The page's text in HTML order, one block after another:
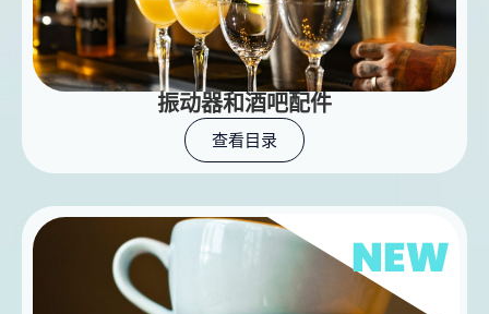
振动器和酒吧配件
查看目录